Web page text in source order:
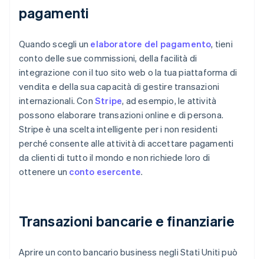
pagamenti
Quando scegli un elaboratore del pagamento, tieni
conto delle sue commissioni, della facilità di
integrazione con il tuo sito web o la tua piattaforma di
vendita e della sua capacità di gestire transazioni
internazionali. Con Stripe, ad esempio, le attività
possono elaborare transazioni online e di persona.
Stripe è una scelta intelligente per i non residenti
perché consente alle attività di accettare pagamenti
da clienti di tutto il mondo e non richiede loro di
ottenere un conto esercente.
Transazioni bancarie e finanziarie
Aprire un conto bancario business negli Stati Uniti può